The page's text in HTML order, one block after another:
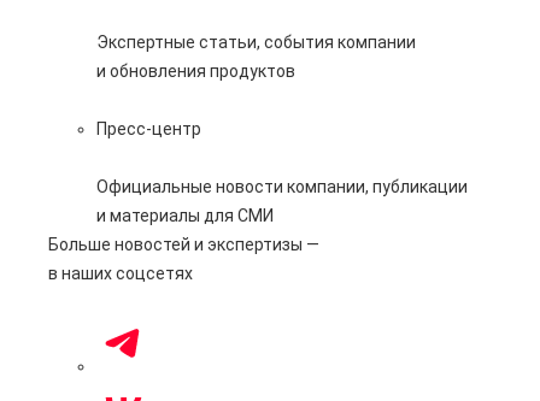
Экспертные статьи, события компании
и обновления продуктов
Пресс-центр
Официальные новости компании, публикации
и материалы для СМИ
Больше новостей и экспертизы —
в наших соцсетях